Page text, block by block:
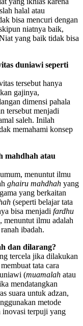
halal atau
bisa mencuri dengan
niatnya baik,
yang baik tidak bisa
duniawi seperti
tersebut hanya
gajinya,
dimensi pahala
tersebut menjadi
saleh. Inilah
memahami konsep
mahdhah atau
menuntut ilmu
ghairu mahdhah yang
yang berkaitan
(seperti belajar tata
bisa menjadi fardhu
menuntut ilmu adalah
ibadah.
dan dilarang?
tercela jika dilakukan
tata cara
(muamalah atau
mendatangkan
suara untuk adzan,
metode
inovasi terpuji yang